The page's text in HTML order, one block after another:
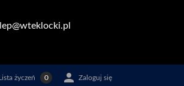
życzeń 0  Zaloguj się